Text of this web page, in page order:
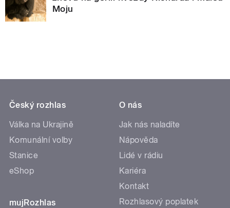
Moju
Český rozhlas
Válka na Ukrajině
Komunální volby
Stanice
eShop
mujRozhlas
O nás
Jak nás naladíte
Nápověda
Lidé v rádiu
Kariéra
Kontakt
Rozhlasový poplatek